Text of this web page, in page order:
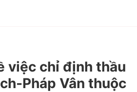
việc chỉ định thầu
Pháp Vân thuộc